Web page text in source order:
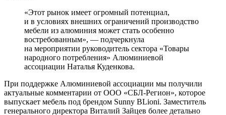
«Этот рынок имеет огромный потенциал,
и в условиях внешних ограничений производство
мебели из алюминия может стать особенно
востребованным», — подчеркнула
на мероприятии руководитель сектора «Товары
народного потребления» Алюминиевой
ассоциации Наталья Куденкова.
При поддержке Алюминиевой ассоциации мы получили
актуальные комментарии от ООО «СБЛ-Регион», которое
выпускает мебель под брендом Sunny BLioni. Заместитель
генерального директора Виталий Зайцев более детально